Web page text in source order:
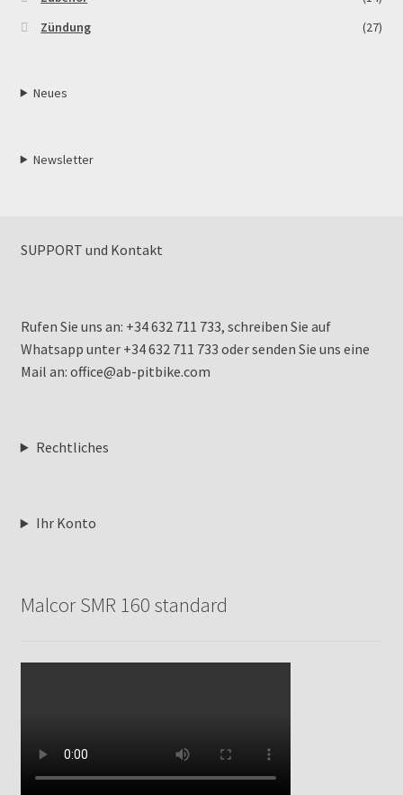
Zündung
(27)
Neues
Newsletter
SUPPORT und Kontakt
Rufen Sie uns an: +34 632 711 733, schreiben Sie auf
Whatsapp unter +34 632 711 733 oder senden Sie uns eine
Mail an: office@ab-pitbike.com
Rechtliches
Ihr Konto
Malcor SMR 160 standard